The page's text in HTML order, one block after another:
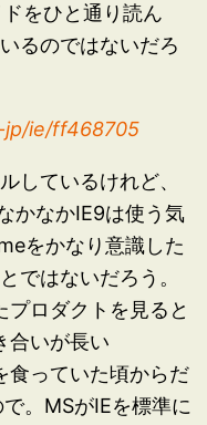
をひと通り読ん
るのではないだろ
ie/ff468705
しているけれど、
かなかIE9は使う気
をかなり意識した
ではないだろう。
プロダクトを見ると
合いが長い
食っていた頃からだ
。MSがIEを標準に